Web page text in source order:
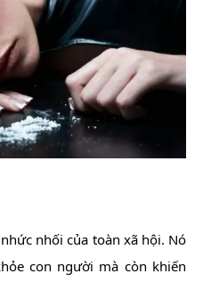
nhối của toàn xã hội. Nó
con người mà còn khiến